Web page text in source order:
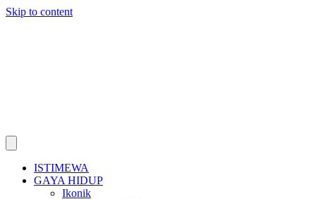
Skip to content
ISTIMEWA
GAYA HIDUP
Ikonik